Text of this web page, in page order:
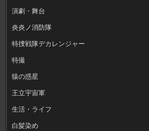
演劇・舞台
炎炎ノ消防隊
特捜戦隊デカレンジャー
特撮
猿の惑星
王立宇宙軍
生活・ライフ
白髪染め